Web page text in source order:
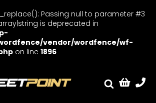
Passing null to parameter #3
is deprecated in
vendor/wordfence/wf-
on line 1896